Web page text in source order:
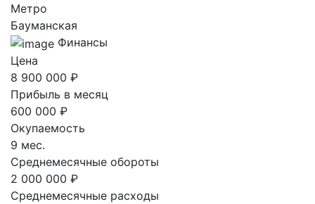
Метро
Бауманская
Финансы
Цена
8 900 000 ₽
Прибыль в месяц
600 000 ₽
Окупаемость
9 мес.
Среднемесячные обороты
2 000 000 ₽
Среднемесячные расходы